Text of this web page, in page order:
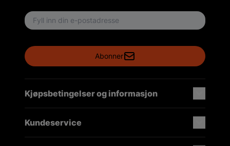
Email address
Abonner
Kjøpsbetingelser og informasjon
Kundeservice